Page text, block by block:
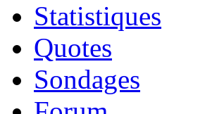
Statistiques
Quotes
Sondages